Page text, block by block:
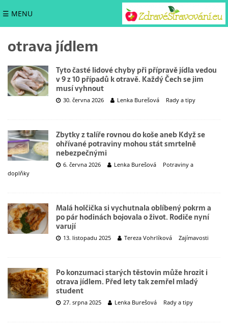
☰ MENU
otrava jídlem
Tyto časté lidové chyby při přípravě jídla vedou
v 9 z 10 případů k otravě. Každý Čech se jim
musí vyhnout
30. června 2026 Lenka Burešová Rady a tipy
Zbytky z talíře rovnou do koše aneb Když se
ohřívané potraviny mohou stát smrtelně
nebezpečnými
6. června 2026 Lenka Burešová
Potraviny a
doplňky
Malá holčička si vychutnala oblíbený pokrm a
po pár hodinách bojovala o život. Rodiče nyní
varují
13. listopadu 2025 Tereza Vohrlíková Zajímavosti
Po konzumaci starých těstovin může hrozit i
otrava jídlem. Před lety tak zemřel mladý
student
27. srpna 2025 Lenka Burešová Rady a tipy